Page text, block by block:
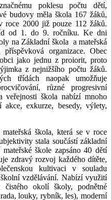
poklesu počtu dětí,
budovy měla škola 167 žáků,
roce 2000 již pouze 112 žáků.
od 1. do 9. ročníku. Ke dni
na Základní škola a mateřská
organizace. Obec
jako jednu z proiorit, proto
z nejnižšího počtu žáků.
třídách naopak umožňuje
různé progresivní
veřejnosti škola nabízí mnoho
exkurze, besedy, výlety,
škola, která se v roce
stala součástí základní
škole zapsáno 40 dětí
zdravý rozvoj každého dítěte,
kultivaci v souladu
vzdělávání. Nabízí využití
okolí školy, podnětné
louky, rybník, les), moderní